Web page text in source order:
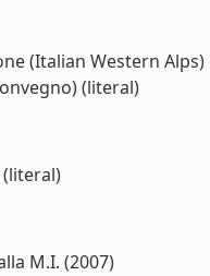
(Italian Western
(literal)
(literal)
M.I. (2007)